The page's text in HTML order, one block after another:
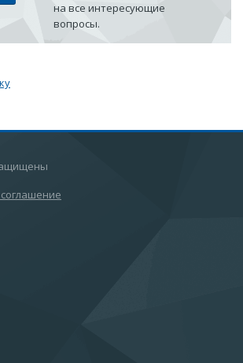
на все интересующие
вопросы.